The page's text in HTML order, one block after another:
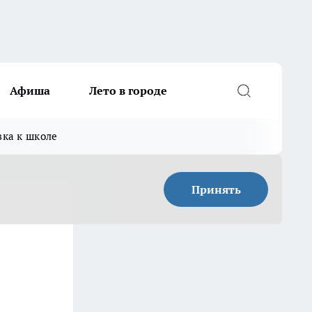
Афиша Лето в городе
к школе
Принять